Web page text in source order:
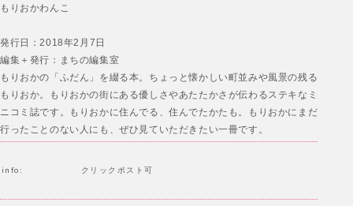
もりおかわんこ
発行日：2018年2月7日
編集＋発行：まちの編集室
もりおかの「ふだん」を綴る本。ちょっと懐かしい町並みや風景の残る
もりおか。もりおかの街にある優しさやあたたかさが伝わるステキなミ
ニコミ誌です。もりおかに住んでる、住んでたかたも。もりおかにまだ
行ったことのない人にも、ぜひ見ていただきたい一冊です。
info: クリックポスト可